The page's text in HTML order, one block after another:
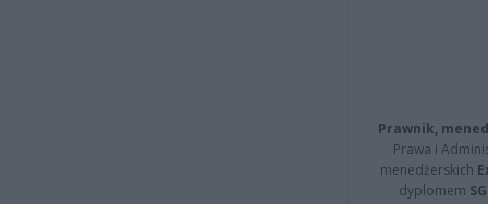
Prawnik,
Prawa i
menedżerskich
dyplomem